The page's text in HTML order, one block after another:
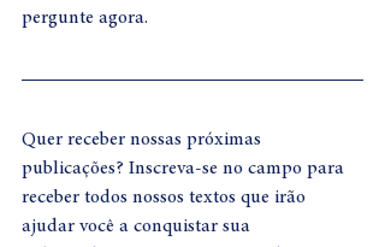
pergunte agora.
Quer receber nossas próximas
publicações? Inscreva-se no campo para
receber todos nossos textos que irão
ajudar você a conquistar sua